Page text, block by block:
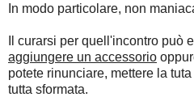
In modo particolare, non
Il curarsi per quell'incontro può
aggiungere un accessorio
potete rinunciare, mettere la
tutta sformata.